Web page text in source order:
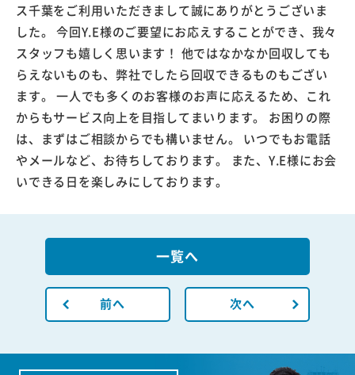
ス千葉をご利用いただきまして誠にありがとうございま
した。 今回Y.E様のご要望にお応えすることができ、我々
スタッフも嬉しく思います！ 他ではなかなか回収しても
らえないものも、弊社でしたら回収できるものもござい
ます。 一人でも多くのお客様のお声に応えるため、これ
からもサービス向上を目指してまいります。 お困りの際
は、まずはご相談からでも構いません。 いつでもお電話
やメールなど、お待ちしております。 また、Y.E様にお会
いできる日を楽しみにしております。
前へ
一覧へ
次へ